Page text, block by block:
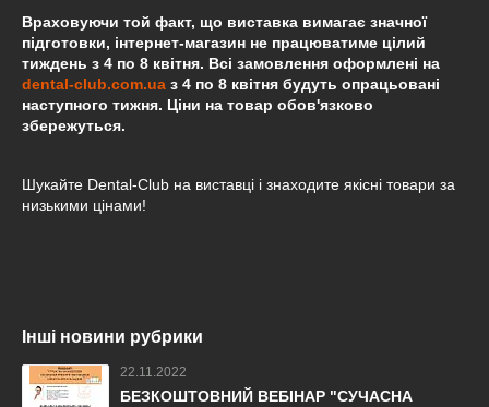
Враховуючи той факт, що виставка вимагає значної
підготовки, інтернет-магазин не працюватиме цілий
тиждень з 4 по 8 квітня. Всі замовлення оформлені на
dental-club.com.ua з 4 по 8 квітня будуть опрацьовані
наступного тижня. Ціни на товар обов'язково
збережуться.
Шукайте Dental-Сlub на виставці і знаходите якісні товари за
низькими цінами!
Інші новини рубрики
22.11.2022
БЕЗКОШТОВНИЙ ВЕБІНАР "СУЧАСНА